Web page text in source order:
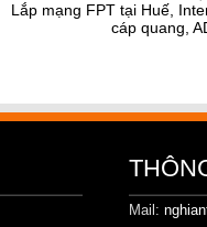
Lắp mạng FPT tại Huế,
cáp quang,
Mail: